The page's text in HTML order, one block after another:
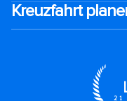
Kreuzfahrt